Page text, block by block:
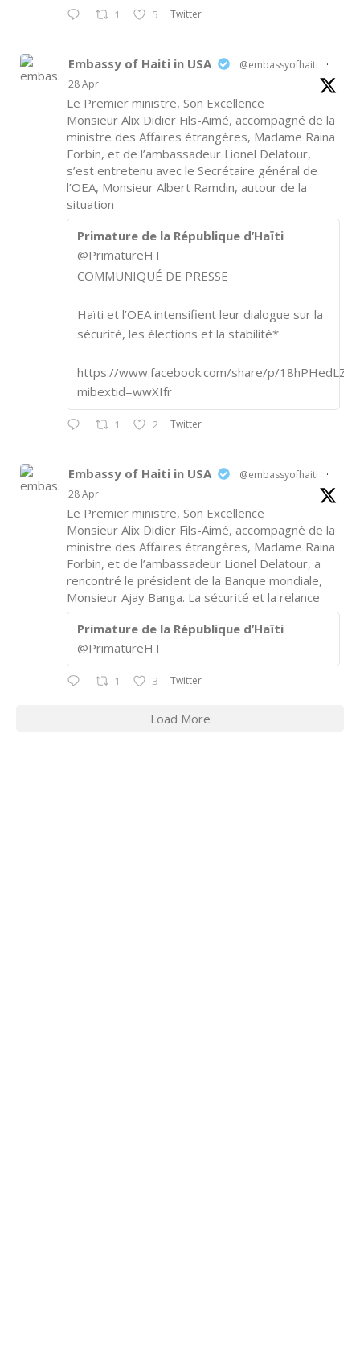
1 5 Twitter
Embassy of Haiti in USA @embassyofhaiti
·
28 Apr
Le Premier ministre, Son Excellence
Monsieur Alix Didier Fils-Aimé, accompagné de la
ministre des Affaires étrangères, Madame Raina
Forbin, et de l’ambassadeur Lionel Delatour,
s’est entretenu avec le Secrétaire général de
l’OEA, Monsieur Albert Ramdin, autour de la
situation
Primature de la République d’Haïti
@PrimatureHT
COMMUNIQUÉ DE PRESSE
Haïti et l’OEA intensifient leur dialogue sur la
sécurité, les élections et la stabilité*
https://www.facebook.com/share/p/18hPHedLZA/
mibextid=wwXIfr
1 2 Twitter
Embassy of Haiti in USA @embassyofhaiti
·
28 Apr
Le Premier ministre, Son Excellence
Monsieur Alix Didier Fils-Aimé, accompagné de la
ministre des Affaires étrangères, Madame Raina
Forbin, et de l’ambassadeur Lionel Delatour, a
rencontré le président de la Banque mondiale,
Monsieur Ajay Banga. La sécurité et la relance
Primature de la République d’Haïti
@PrimatureHT
1 3 Twitter
Load More